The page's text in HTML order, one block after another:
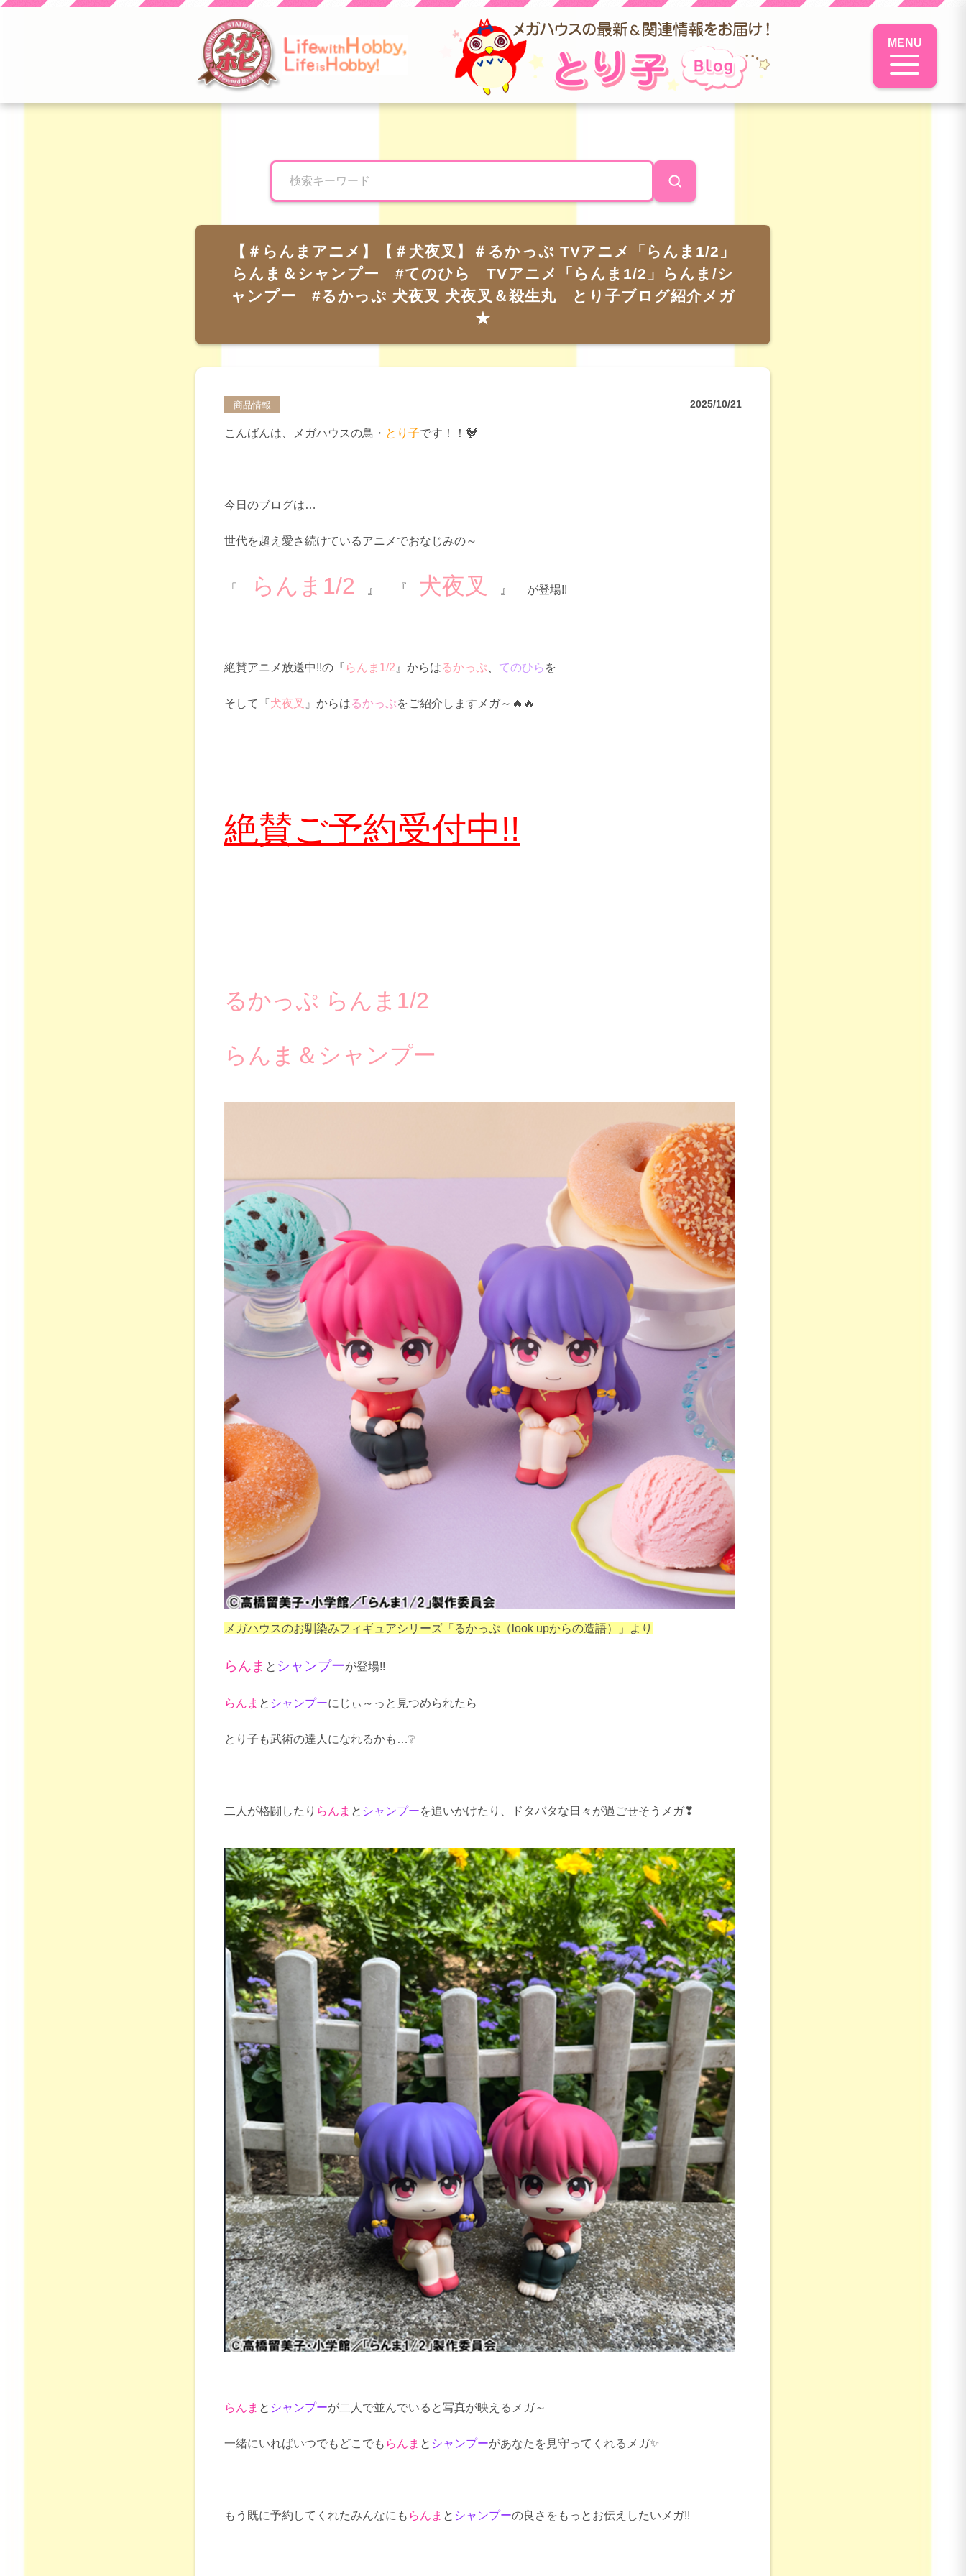
とり子ブログへよう
こそ！
【＃らんまアニメ】【＃犬夜叉】＃るかっぷ TVアニメ「らんま1/2」
らんま＆シャンプー #てのひら TVアニメ「らんま1/2」らんま/シ
ャンプー #るかっぷ 犬夜叉 犬夜叉＆殺生丸 とり子ブログ紹介メガ
★
商品情報 2025/10/21
こんばんは、メガハウスの鳥・ とり子です！！🐓
今日のブログは…
世代を超え愛さ続けているアニメでおなじみの～
『 らんま 1/2 』 『 犬夜叉 』 が登場!!
絶賛アニメ放送中!!の『 らんま 1/2 』からはるかっぷ てのひら を
そして『犬夜叉 』からはるかっぷをご紹介しますメガ～🔥🔥
絶賛ご予約受付中!!
るかっぷ らんま1/2
らんま＆シャンプー
メガハウスのお馴染みフィギュアシリーズ「るかっぷ（look upからの造語）」より
らんま と シャンプーが登場!!
らんま と シャンプーにじぃ～っと見つめられたら
とり子も武術の達人になれるかも…❔
二人が格闘したり らんま と シャンプーを追いかけたり、ドタバタな日々が過ごせそうメガ❣
らんま と シャンプーが二人で並んでいると写真が映えるメガ～
一緒にいればいつでもどこでも らんま と シャンプーがあなたを見守ってくれるメガ✨
もう既に予約してくれたみんなにも らんま と シャンプーの良さをもっとお伝えしたいメガ!!
MENU